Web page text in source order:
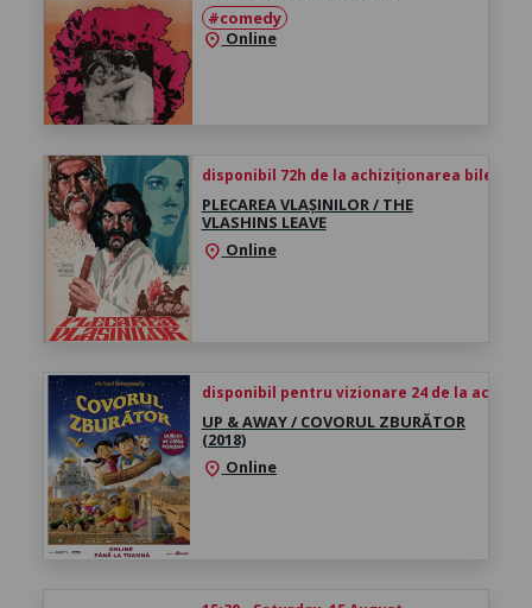
#comedy
location_on Online
disponibil 72h de la achiziționarea biletului
PLECAREA VLAȘINILOR / THE
VLASHINS LEAVE
location_on Online
disponibil pentru vizionare 24 de la
UP & AWAY / COVORUL ZBURĂTOR
(2018)
location_on Online